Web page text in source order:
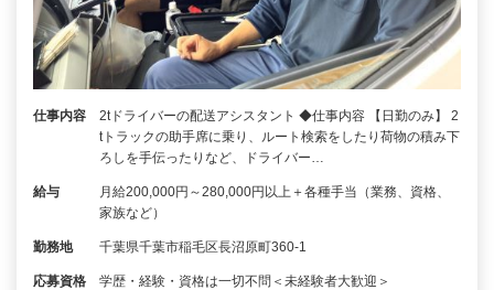
仕事内容
2tドライバーの配送アシスタント ◆仕事内容 【日勤のみ】 2
tトラックの助手席に乗り、ルート検索をしたり荷物の積み下
ろしを手伝ったりなど、ドライバー…
給与
月給200,000円～280,000円以上＋各種手当（業務、資格、
家族など）
勤務地 千葉県千葉市稲毛区長沼原町360-1
応募資格 学歴・経験・資格は一切不問＜未経験者大歓迎＞